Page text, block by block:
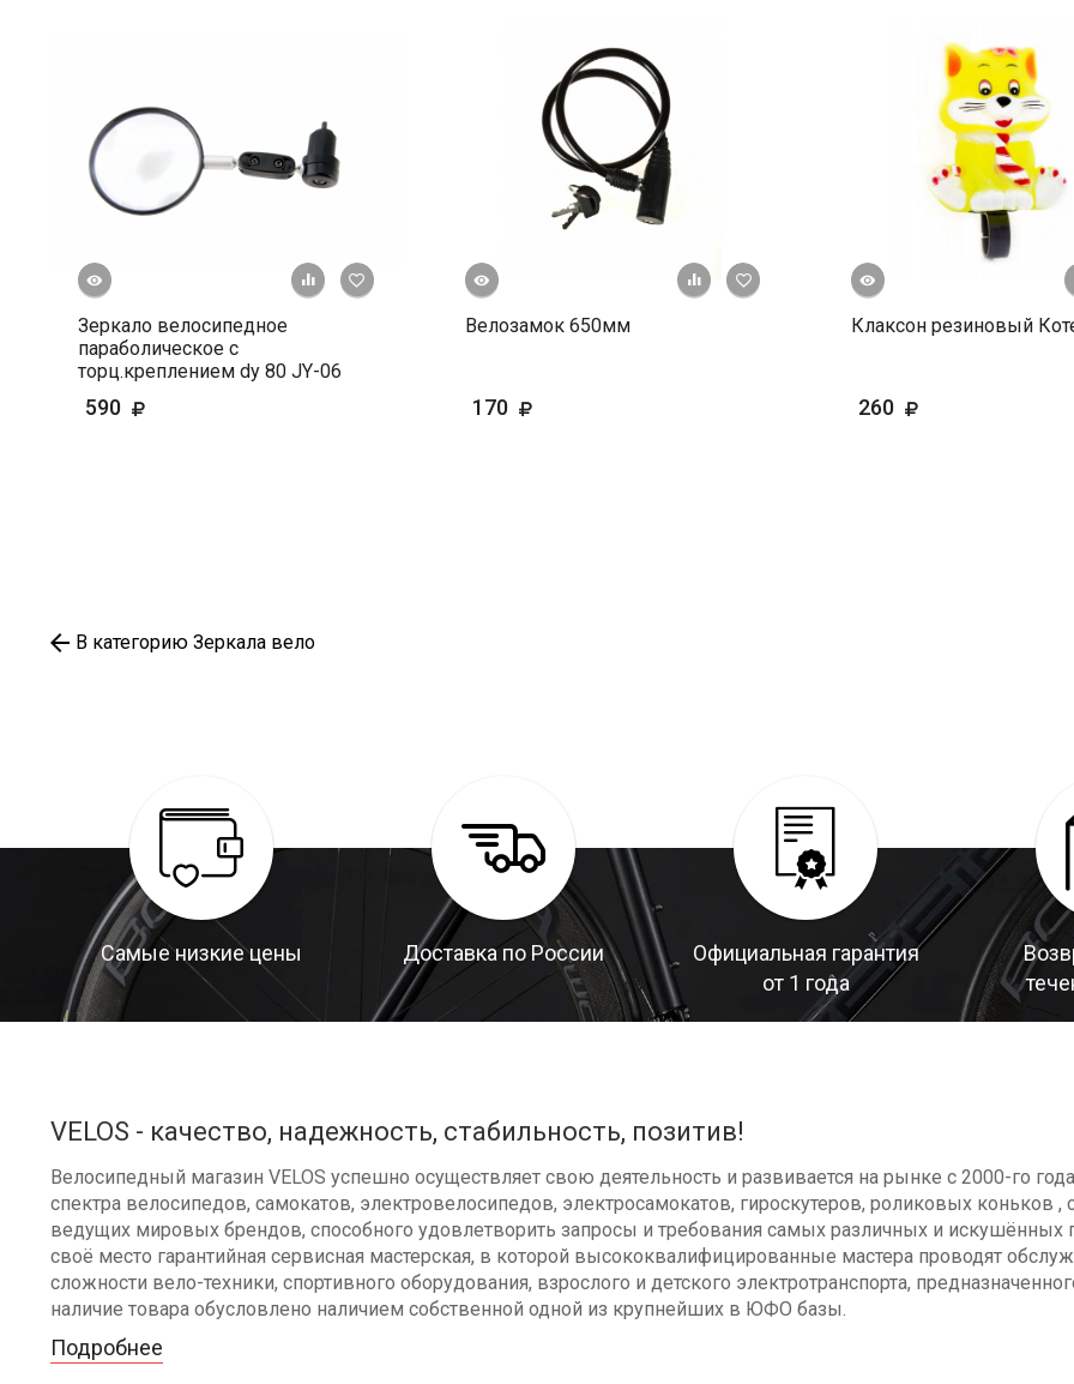
+ К сравнению
В избранное
Зеркало велосипедное
параболическое с
торц.креплением dy 80 JY-06
590
+ К сравнению
В избранное
Быстрый просмотр
Велозамок 650мм
170
Быстрый просмотр
Клаксон резиновый
260
В категорию Зеркала вело
Самые низкие цены Доставка по России
Официальная гарантия
от 1 года
VELOS - качество, надежность, стабильность, позитив!
Велосипедный магазин VELOS успешно осуществляет свою деятельность и развивается на рынке с 2000-го
спектра велосипедов, самокатов, электровелосипедов, электросамокатов, гироскутеров, роликовых коньков ,
ведущих мировых брендов, способного удовлетворить запросы и требования самых различных и искушённых
своё место гарантийная сервисная мастерская, в которой высококвалифицированные мастера проводят
сложности вело-техники, спортивного оборудования, взрослого и детского электротранспорта,
наличие товара обусловлено наличием собственной одной из крупнейших в ЮФО базы.
Подробнее